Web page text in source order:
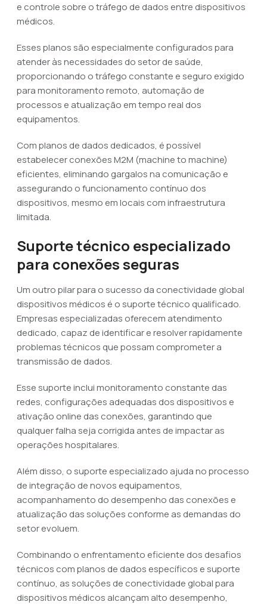
e controle sobre o tráfego de dados entre dispositivos
médicos.
Esses planos são especialmente configurados para
atender às necessidades do setor de saúde,
proporcionando o tráfego constante e seguro exigido
para monitoramento remoto, automação de
processos e atualização em tempo real dos
equipamentos.
Com planos de dados dedicados, é possível
estabelecer conexões M2M (machine to machine)
eficientes, eliminando gargalos na comunicação e
assegurando o funcionamento contínuo dos
dispositivos, mesmo em locais com infraestrutura
limitada.
Suporte técnico especializado
para conexões seguras
Um outro pilar para o sucesso da conectividade global
dispositivos médicos é o suporte técnico qualificado.
Empresas especializadas oferecem atendimento
dedicado, capaz de identificar e resolver rapidamente
problemas técnicos que possam comprometer a
transmissão de dados.
Esse suporte inclui monitoramento constante das
redes, configurações adequadas dos dispositivos e
ativação online das conexões, garantindo que
qualquer falha seja corrigida antes de impactar as
operações hospitalares.
Além disso, o suporte especializado ajuda no processo
de integração de novos equipamentos,
acompanhamento do desempenho das conexões e
atualização das soluções conforme as demandas do
setor evoluem.
Combinando o enfrentamento eficiente dos desafios
técnicos com planos de dados específicos e suporte
contínuo, as soluções de conectividade global para
dispositivos médicos alcançam alto desempenho,